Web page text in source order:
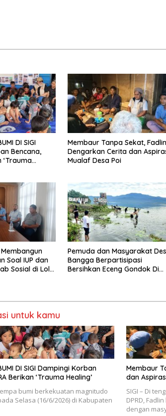
DI SIGI
Bencana,
‘Trauma
Membaur Tanpa Sekat, Fadlin
Dengarkan Cerita dan
Mualaf Desa Poi
Soal IUP dan
Sosial di Loli
Pemuda dan Masyarakat
Bangga Berpartisipasi
Bersihkan Eceng Gondok Di
untuk kamu
DI SIGI Dampingi Korban
Berikan ‘Trauma Healing’
bumi berkekuatan magnitudo
Selasa (16/6/2026) di Kabupaten
Membaur
dan
SIGI – Di
DPRD,
dengan